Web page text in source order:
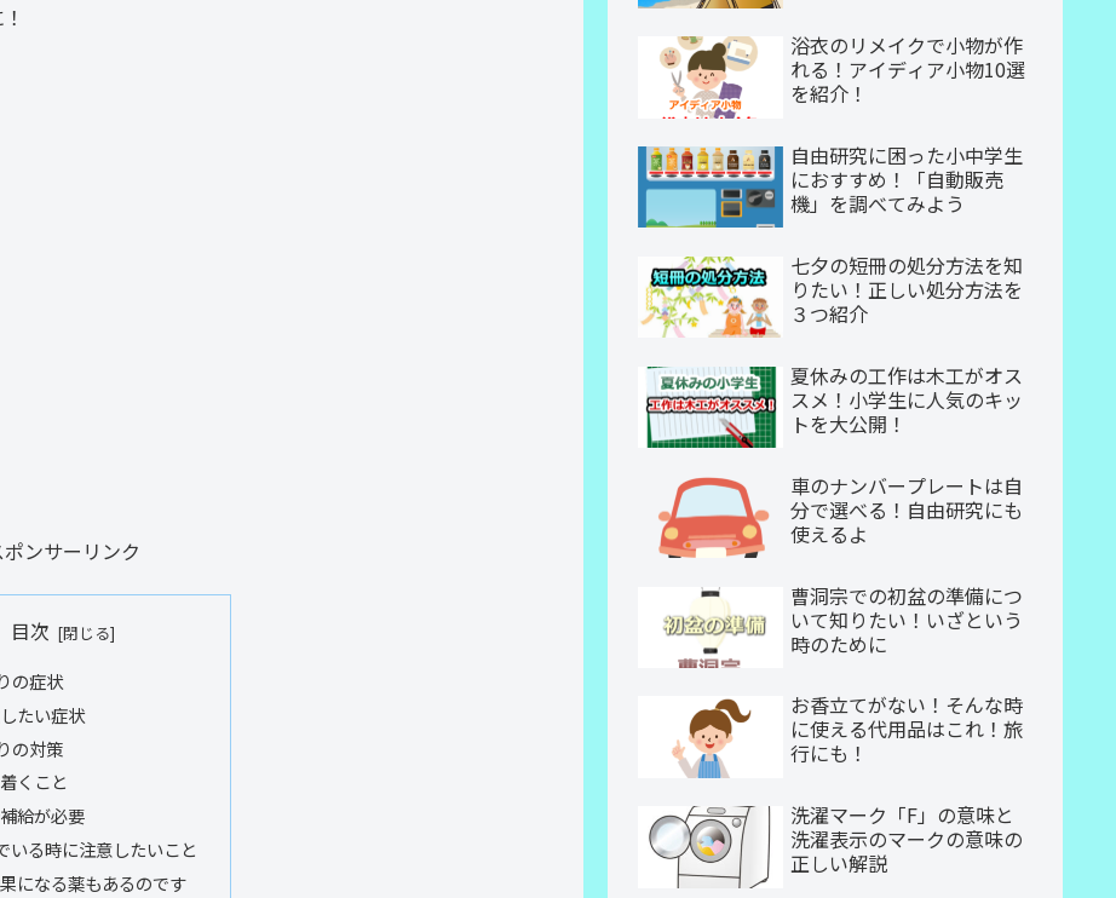
ポンサーリンク
目次
の症状
たい症状
の対策
くこと
給が必要
いる時に注意したいこと
になる薬もあるのです
浴衣のリメイクで小物が作
れる！アイディア小物10選
を紹介！
自由研究に困った小中学生
におすすめ！「自動販売
機」を調べてみよう
七夕の短冊の処分方法を知
りたい！正しい処分方法を
３つ紹介
夏休みの工作は木工がオス
スメ！小学生に人気のキッ
トを大公開！
車のナンバープレートは自
分で選べる！自由研究にも
使えるよ
曹洞宗での初盆の準備につ
いて知りたい！いざという
時のために
お香立てがない！そんな時
に使える代用品はこれ！旅
行にも！
洗濯マーク「F」の意味と
洗濯表示のマークの意味の
正しい解説